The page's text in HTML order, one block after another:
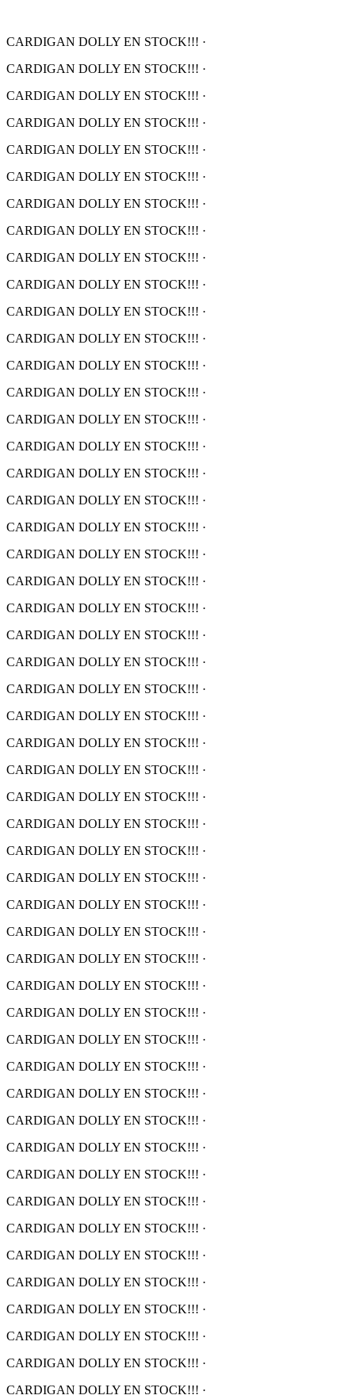
CARDIGAN DOLLY EN STOCK!!! ·
CARDIGAN DOLLY EN STOCK!!! ·
CARDIGAN DOLLY EN STOCK!!! ·
CARDIGAN DOLLY EN STOCK!!! ·
CARDIGAN DOLLY EN STOCK!!! ·
CARDIGAN DOLLY EN STOCK!!! ·
CARDIGAN DOLLY EN STOCK!!! ·
CARDIGAN DOLLY EN STOCK!!! ·
CARDIGAN DOLLY EN STOCK!!! ·
CARDIGAN DOLLY EN STOCK!!! ·
CARDIGAN DOLLY EN STOCK!!! ·
CARDIGAN DOLLY EN STOCK!!! ·
CARDIGAN DOLLY EN STOCK!!! ·
CARDIGAN DOLLY EN STOCK!!! ·
CARDIGAN DOLLY EN STOCK!!! ·
CARDIGAN DOLLY EN STOCK!!! ·
CARDIGAN DOLLY EN STOCK!!! ·
CARDIGAN DOLLY EN STOCK!!! ·
CARDIGAN DOLLY EN STOCK!!! ·
CARDIGAN DOLLY EN STOCK!!! ·
CARDIGAN DOLLY EN STOCK!!! ·
CARDIGAN DOLLY EN STOCK!!! ·
CARDIGAN DOLLY EN STOCK!!! ·
CARDIGAN DOLLY EN STOCK!!! ·
CARDIGAN DOLLY EN STOCK!!! ·
CARDIGAN DOLLY EN STOCK!!! ·
CARDIGAN DOLLY EN STOCK!!! ·
CARDIGAN DOLLY EN STOCK!!! ·
CARDIGAN DOLLY EN STOCK!!! ·
CARDIGAN DOLLY EN STOCK!!! ·
CARDIGAN DOLLY EN STOCK!!! ·
CARDIGAN DOLLY EN STOCK!!! ·
CARDIGAN DOLLY EN STOCK!!! ·
CARDIGAN DOLLY EN STOCK!!! ·
CARDIGAN DOLLY EN STOCK!!! ·
CARDIGAN DOLLY EN STOCK!!! ·
CARDIGAN DOLLY EN STOCK!!! ·
CARDIGAN DOLLY EN STOCK!!! ·
CARDIGAN DOLLY EN STOCK!!! ·
CARDIGAN DOLLY EN STOCK!!! ·
CARDIGAN DOLLY EN STOCK!!! ·
CARDIGAN DOLLY EN STOCK!!! ·
CARDIGAN DOLLY EN STOCK!!! ·
CARDIGAN DOLLY EN STOCK!!! ·
CARDIGAN DOLLY EN STOCK!!! ·
CARDIGAN DOLLY EN STOCK!!! ·
CARDIGAN DOLLY EN STOCK!!! ·
CARDIGAN DOLLY EN STOCK!!! ·
CARDIGAN DOLLY EN STOCK!!! ·
CARDIGAN DOLLY EN STOCK!!! ·
CARDIGAN DOLLY EN STOCK!!! ·